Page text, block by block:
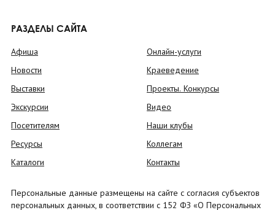
РАЗДЕЛЫ САЙТА
Афиша
Новости
Выставки
Экскурсии
Посетителям
Ресурсы
Каталоги
Онлайн-услуги
Краеведение
Проекты. Конкурсы
Видео
Наши клубы
Коллегам
Контакты
Персональные данные размещены на сайте с согласия субъектов
персональных данных, в соответствии с 152 ФЗ «О Персональных